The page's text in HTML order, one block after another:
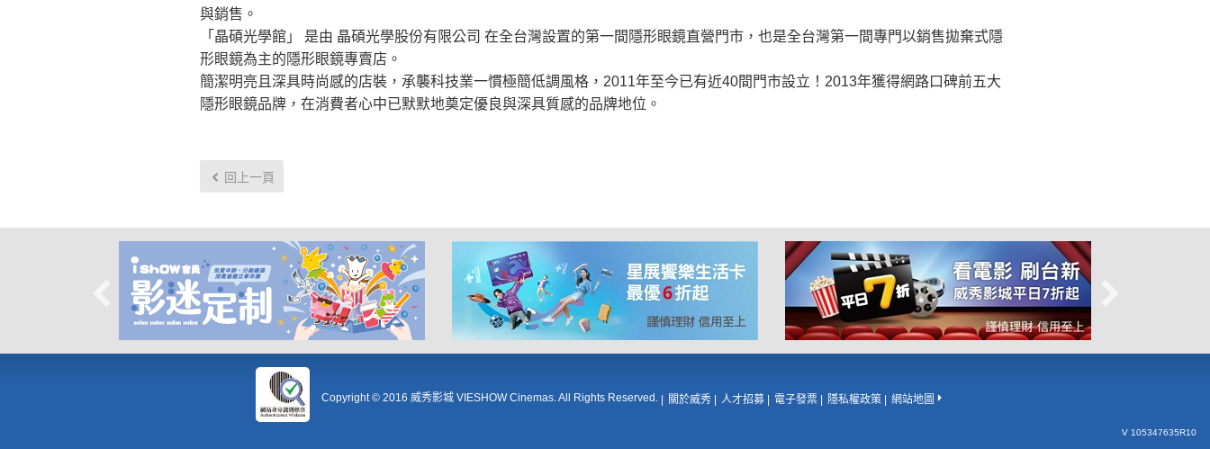
與銷售。
「晶碩光學館」 是由 晶碩光學股份有限公司 在全台灣設置的第一間隱形眼鏡直營門市，也是全台灣第一間專門以銷售拋棄式隱
形眼鏡為主的隱形眼鏡專賣店。
簡潔明亮且深具時尚感的店裝，承襲科技業一慣極簡低調風格，2011年至今已有近40間門市設立！2013年獲得網路口碑前五大
隱形眼鏡品牌，在消費者心中已默默地奠定優良與深具質感的品牌地位。
回上一頁
Copyright © 2016 威秀影城 VIESHOW Cinemas. All Rights Reserved. 關於威秀 人才招募 電子發票 隱私權政策 網站地圖
V 105347635R10